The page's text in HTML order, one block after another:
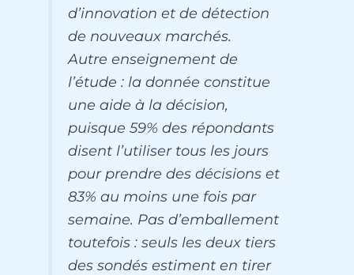
d’innovation et de détection
de nouveaux marchés.
Autre enseignement de
l’étude : la donnée constitue
une aide à la décision,
puisque 59% des répondants
disent l’utiliser tous les jours
pour prendre des décisions et
83% au moins une fois par
semaine. Pas d’emballement
toutefois : seuls les deux tiers
des sondés estiment en tirer